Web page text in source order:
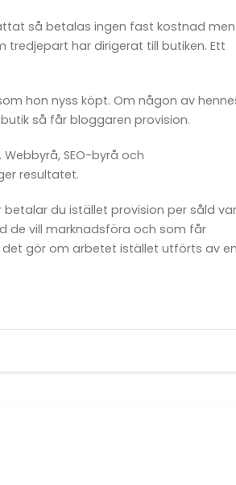
så betalas ingen fast kostnad men
har dirigerat till butiken. Ett
hon nyss köpt. Om någon av
så får bloggaren provision.
SEO-byrå och
resultatet.
du istället provision per såld
de vill marknadsföra och som får
gör om arbetet istället utförts av en